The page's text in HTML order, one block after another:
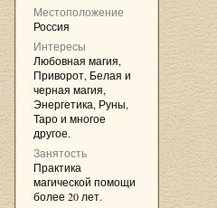
Местоположение
Россия
Интересы
Любовная магия,
Приворот, Белая и
черная магия,
Энергетика, Руны,
Таро и многое
другое.
Занятость
Практика
магической помощи
более 20 лет.